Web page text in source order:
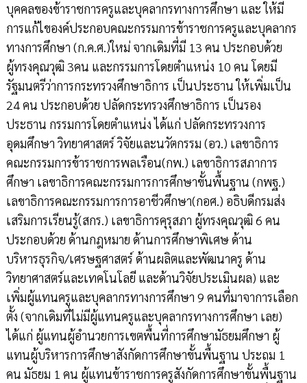
บุคคลของข้าราชการครูและบุคลากรทางการศึกษา และ ให้มี
การแก้ไของค์ประกอบคณะกรรมการข้าราชการครูและบุคลากร
ทางการศึกษา (ก.ค.ศ.)ใหม่ จากเดิมที่มี 13 คน ประกอบด้วย
ผู้ทรงคุณวุฒิ 3คน และกรรมการโดยตำแหน่ง 10 คน โดยมี
รัฐมนตรีว่าการกระทรวงศึกษาธิการ เป็นประธาน ให้เพิ่มเป็น
24 คน ประกอบด้วย ปลัดกระทรวงศึกษาธิการ เป็นรอง
ประธาน กรรมการโดยตำแหน่ง ได้แก่ ปลัดกระทรวงการ
อุดมศึกษา วิทยาศาสตร์ วิจัยและนวัตกรรม (อว.) เลขาธิการ
คณะกรรมการข้าราชการพลเรือน(กพ.) เลขาธิการสภาการ
ศึกษา เลขาธิการคณะกรรมการการศึกษาขั้นพื้นฐาน (กพฐ.)
เลขาธิการคณะกรรมการการอาชีวศึกษา(กอศ.) อธิบดีกรมส่ง
เสริมการเรียนรู้(สกร.) เลขาธิการคุรุสภา ผู้ทรงคุณวุฒิ 6 คน
ประกอบด้วย ด้านกฎหมาย ด้านการศึกษาพิเศษ ด้าน
บริหารธุรกิจ/เศรษฐศาสตร์ ด้านผลิตและพัฒนาครู ด้าน
วิทยาศาสตร์และเทคโนโลยี และด้านวิจัยประเมินผล) และ
เพิ่มผู้แทนครูและบุคลากรทางการศึกษา 9 คนที่มาจาการเลือก
ตั้ง (จากเดิมที่ไม่มีผู้แทนครูและบุคลากรทางการศึกษา เลย)
ได้แก่ ผู้แทนผู้อำนวยการเขตพื้นที่การศึกษามัธยมศึกษา ผู้
แทนผู้บริหารการศึกษาสังกัดการศึกษาขั้นพื้นฐาน ประถม 1
คน มัธยม 1 คน ผู้แทนข้าราชการครูสังกัดการศึกษาขั้นพื้นฐาน